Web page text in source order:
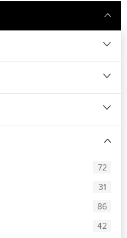
72
31
86
42